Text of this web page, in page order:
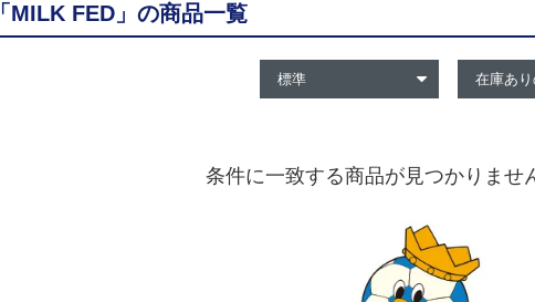
「MILK FED」の商品一覧
条件に一致する商品が見つかりませ